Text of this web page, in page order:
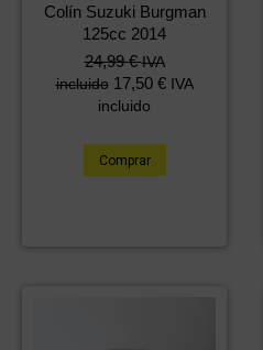
Colín Suzuki Burgman
125cc 2014
24,99€ IVA
incluido 17,50 € IVA
incluido
Comprar